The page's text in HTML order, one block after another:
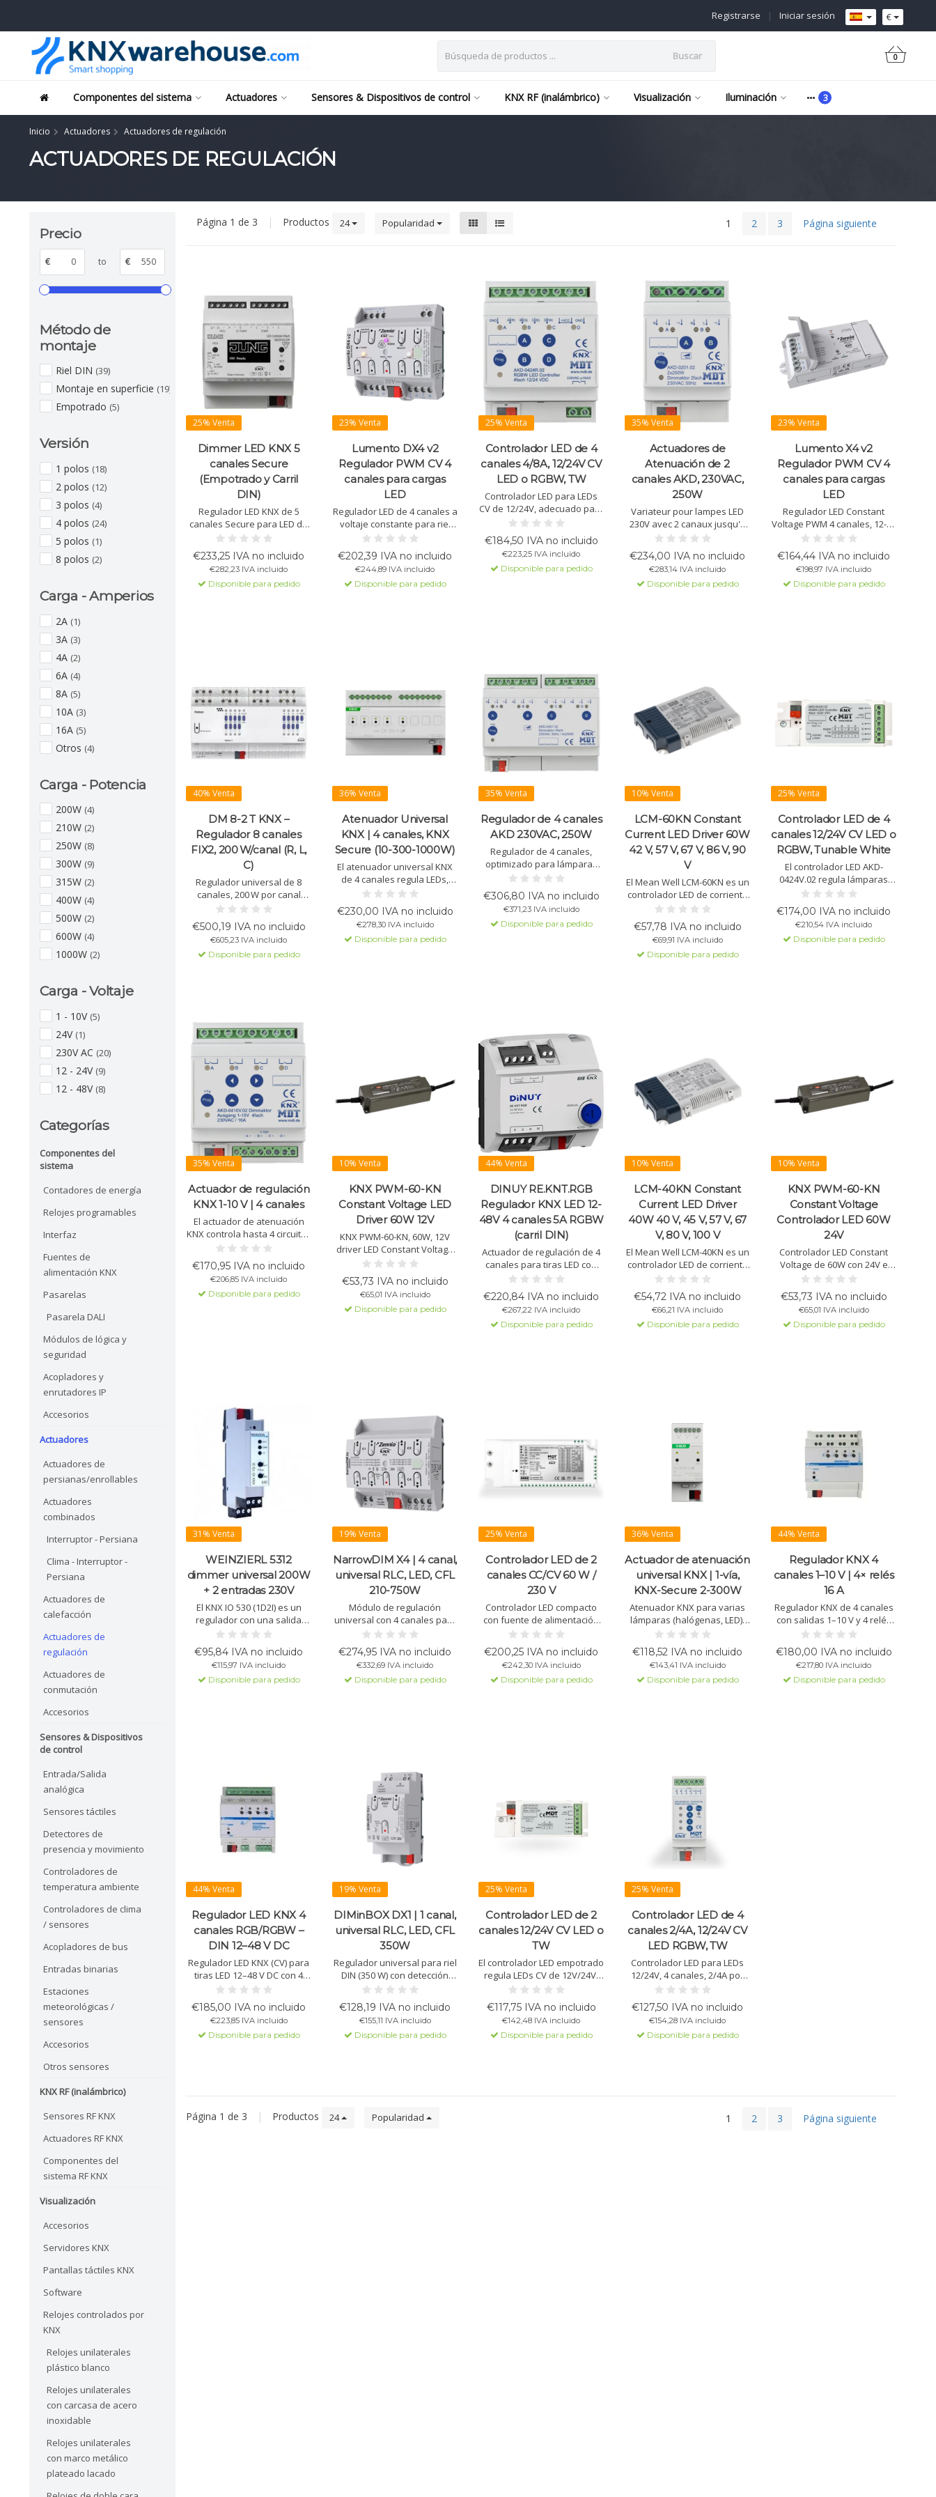
€
Iniciar sesión
|
Registrarse
Buscar 0
Componentes del sistema Actuadores Sensores & Dispositivos de control KNX RF (inalámbrico) Visualización Iluminación
Inicio Actuadores Actuadores de regulación
ACTUADORES DE REGULACIÓN
Precio
€ to €
Método de
montaje
Riel DIN (39)
Montaje en superficie (19)
Empotrado (5)
Versión
1 polos (18)
2 polos (12)
3 polos (4)
4 polos (24)
5 polos (1)
8 polos (2)
Carga - Amperios
2A (1)
3A (3)
4A (2)
6A (4)
8A (5)
10A (3)
16A (5)
Otros (4)
Carga - Potencia
200W (4)
210W (2)
250W (8)
300W (9)
315W (2)
400W (4)
500W (2)
600W (4)
1000W (2)
Carga - Voltaje
1 - 10V (5)
24V (1)
230V AC (20)
12 - 24V (9)
12 - 48V (8)
Categorías
Componentes del
sistema
Contadores de energía
Relojes programables
Interfaz
Fuentes de
alimentación KNX
Pasarelas
Pasarela DALI
Módulos de lógica y
seguridad
Acopladores y
enrutadores IP
Accesorios
Actuadores
Actuadores de
persianas/enrollables
Actuadores
combinados
Interruptor - Persiana
Clima - Interruptor -
Persiana
Actuadores de
calefacción
Actuadores de
regulación
Actuadores de
conmutación
Accesorios
Sensores & Dispositivos
de control
Entrada/Salida
analógica
Sensores táctiles
Detectores de
presencia y movimiento
Controladores de
temperatura ambiente
Controladores de clima
/ sensores
Acopladores de bus
Entradas binarias
Estaciones
meteorológicas /
sensores
Accesorios
Otros sensores
KNX RF (inalámbrico)
Sensores RF KNX
Actuadores RF KNX
Componentes del
sistema RF KNX
Visualización
Accesorios
Servidores KNX
Pantallas táctiles KNX
Software
Relojes controlados por
KNX
Relojes unilaterales
plástico blanco
Relojes unilaterales
con carcasa de acero
inoxidable
Relojes unilaterales
con marco metálico
plateado lacado
Página 1 de 3 | Productos 24 Popularidad 1 2 3 Página siguiente
25% Venta
Dimmer LED KNX 5
canales Secure
(Empotrado y Carril
DIN)
Regulador LED KNX de 5
canales Secure para LED de
5–48 V. Compatible con
RGB/HSV, HCL, escenas y
control PWM. Canales
configurables, manejo con
display y funciones
€233,25 IVA no incluido
€282,23 IVA incluido
Disponible para pedido
23% Venta
Lumento DX4 v2
Regulador PWM CV 4
canales para cargas
LED
Regulador LED de 4 canales a
voltaje constante para riel
DIN. Soporta RGBW, TW y
canales independientes.
Compatible con KNX Secure,
salida de relé y HCL.
€202,39 IVA no incluido
€244,89 IVA incluido
Disponible para pedido
25% Venta
Controlador LED de 4
canales 4/8A, 12/24V CV
LED o RGBW, TW
Controlador LED para LEDs
CV de 12/24V, adecuado para
RGBW, Tunable White y
colores únicos. 4 canales con
una corriente total de 4/8A.
Frecuencia PWM ajustable
hasta 1000Hz, control
€184,50 IVA no incluido
€223,25 IVA incluido
Disponible para pedido
35% Venta
Actuadores de
Atenuación de 2
canales AKD, 230VAC,
250W
Variateur pour lampes LED
230V avec 2 canaux jusqu'à
250W par canal. Prise en
charge de la gradation en
phase ascendante et
descendante, mesure de
puissance active et gradation
€234,00 IVA no incluido
€283,14 IVA incluido
Disponible para pedido
23% Venta
Lumento X4 v2
Regulador PWM CV 4
canales para cargas
LED
Regulador LED Constant
Voltage PWM 4 canales, 12-40
V. Compatible con RGBW, HCL
y control de temperatura de
color. Carga máx.: 8 A/canal,
20 A total. KNX Secure.
€164,44 IVA no incluido
€198,97 IVA incluido
Disponible para pedido
40% Venta
DM 8-2 T KNX –
Regulador 8 canales
FIX2, 200 W/canal (R, L,
C)
Regulador universal de 8
canales, 200 W por canal
para cargas R, L, C. Apto para
consumo y ventiladores.
Control manual y LED por
canal.
€500,19 IVA no incluido
€605,23 IVA incluido
Disponible para pedido
36% Venta
Atenuador Universal
KNX | 4 canales, KNX
Secure (10-300-1000W)
El atenuador universal KNX
de 4 canales regula LEDs,
halógenos y más. Con KNX
segura. Soporta hasta
1000W.
€230,00 IVA no incluido
€278,30 IVA incluido
Disponible para pedido
35% Venta
Regulador de 4 canales
AKD 230VAC, 250W
Regulador de 4 canales,
optimizado para lámparas
LED regulables desde 2W.
halógenas HV y
transformadores, con
protección contra
€306,80 IVA no incluido
€371,23 IVA incluido
Disponible para pedido
10% Venta
LCM-60KN Constant
Current LED Driver 60W
42 V, 57 V, 67 V, 86 V, 90
V
El Mean Well LCM-60KN es un
controlador LED de corriente
constante de 60W con
(500mA-1400mA). Apto para
iluminación de emergencia y
regulable mediante interfaz
€57,78 IVA no incluido
€69,91 IVA incluido
Disponible para pedido
25% Venta
Controlador LED de 4
canales 12/24V CV LED o
RGBW, Tunable White
El controlador LED AKD-
0424V.02 regula lámparas
LED 12/24V con 4 canales,
White y RGBW, con
velocidades de atenuación
variables y automatización.
€174,00 IVA no incluido
€210,54 IVA incluido
Disponible para pedido
35% Venta
Actuador de regulación
KNX 1-10 V | 4 canales
El actuador de atenuación
KNX controla hasta 4 circuitos
de iluminación para balastos
1-10 V con control de color
RGBW y HSV. Operación
manual por canal posible.
Apto para hasta 30 ECG por
€170,95 IVA no incluido
€206,85 IVA incluido
Disponible para pedido
10% Venta
KNX PWM-60-KN
Constant Voltage LED
Driver 60W 12V
KNX PWM-60-KN, 60W, 12V
driver LED Constant Voltage
avec technologie de
gradation PWM pour bandes
LED. Compatible avec les
systèmes KNX. Entrée
universelle (90-305V) et
€53,73 IVA no incluido
€65,01 IVA incluido
Disponible para pedido
44% Venta
DINUY RE.KNT.RGB
Regulador KNX LED 12-
48V 4 canales 5A RGBW
(carril DIN)
Actuador de regulación de 4
canales para tiras LED con
tecnología PWM, compatible
con KNX. Apto para RGBW,
voltaje constante 12-48V,
máx. 10A por canal, montaje
en riel DIN.
€220,84 IVA no incluido
€267,22 IVA incluido
Disponible para pedido
10% Venta
LCM-40KN Constant
Current LED Driver
40W 40 V, 45 V, 57 V, 67
V, 80 V, 100 V
El Mean Well LCM-40KN es un
controlador LED de corriente
constante de 40W con
corrientes de salida
seleccionables mediante
interruptor DIP (350mA-
1050mA), interfaz KNX, diseño
€54,72 IVA no incluido
€66,21 IVA incluido
Disponible para pedido
10% Venta
KNX PWM-60-KN
Constant Voltage
Controlador LED 60W
24V
Controlador LED Constant
Voltage de 60W con 24V e
interfaz KNX integrada. Ideal
para iluminación LED precisa
con atenuación PWM y
diseño robusto para
aplicaciones en edificios
€53,73 IVA no incluido
€65,01 IVA incluido
Disponible para pedido
31% Venta
WEINZIERL 5312
dimmer universal 200W
+ 2 entradas 230V
El KNX IO 530 (1D2I) es un
regulador con una salida
(máx. 200 W) y dos entradas
binarias de 230 V~. Admite
corte de fase y ofrece
escenas, automatización y
modo de reposo.
€95,84 IVA no incluido
€115,97 IVA incluido
Disponible para pedido
19% Venta
NarrowDIM X4 | 4 canal,
universal RLC, LED, CFL
210-750W
Módulo de regulación
universal con 4 canales para
cargas RLC, LED y CFL
(regulables). Hasta 750 W a
230 VAC. Detección
automática y control manual.
€274,95 IVA no incluido
€332,69 IVA incluido
Disponible para pedido
25% Venta
Controlador LED de 2
canales CC/CV 60 W /
230 V
Controlador LED compacto
con fuente de alimentación
integrada para corriente
constante (700/1400 mA) y
voltaje constante, adecuado
para 60 W. Soporta blanco
ajustable, atenuación
€200,25 IVA no incluido
€242,30 IVA incluido
Disponible para pedido
36% Venta
Actuador de atenuación
universal KNX | 1-vía,
KNX-Secure 2-300W
Atenuador KNX para varias
lámparas (halógenas, LED),
crea escenas y proporciona
protección KNX Data Secure
para iluminación moderna.
€118,52 IVA no incluido
€143,41 IVA incluido
Disponible para pedido
44% Venta
Regulador KNX 4
canales 1–10 V | 4× relés
16 A
Regulador KNX de 4 canales
con salidas 1–10 V y 4 relés
para balastos electrónicos.
Admite canal único, tunable
white, RGB y RGBW, con
escenas, lógica y funciones
de ahorro energético.
€180,00 IVA no incluido
€217,80 IVA incluido
Disponible para pedido
44% Venta
Regulador LED KNX 4
canales RGB/RGBW –
DIN 12–48 V DC
Regulador LED KNX (CV) para
tiras LED 12–48 V DC con 4
canales en RGB, RGBW o 3+1.
Hasta 6A por canal, con
protección térmica, inversión
y sobrecorriente. Incluye relé
16A carga C y LEDs de estado.
€185,00 IVA no incluido
€223,85 IVA incluido
Disponible para pedido
19% Venta
DIMinBOX DX1 | 1 canal,
universal RLC, LED, CFL
350W
Regulador universal para riel
DIN (350 W) con detección
automática de cargas (RLC,
LED, CFL). Control manual,
detección de fallos y curva
de atenuación ajustable.
€128,19 IVA no incluido
€155,11 IVA incluido
Disponible para pedido
25% Venta
Controlador LED de 2
canales 12/24V CV LED o
TW
El controlador LED empotrado
regula LEDs CV de 12V/24V,
ofrece Tunable White,
RGB(W) y control dinámico de
luz diurna. 2 canales, cada
uno de 3A
€117,75 IVA no incluido
€142,48 IVA incluido
Disponible para pedido
25% Venta
Controlador LED de 4
canales 2/4A, 12/24V CV
LED RGBW, TW
Controlador LED para LEDs
12/24V, 4 canales, 2/4A por
canal, función de atenuación,
RGBW, Tunable White,
optimización automática del
color, ajustes temporales.
€127,50 IVA no incluido
€154,28 IVA incluido
Disponible para pedido
Página 1 de 3 | Productos 24 Popularidad 1 2 3 Página siguiente